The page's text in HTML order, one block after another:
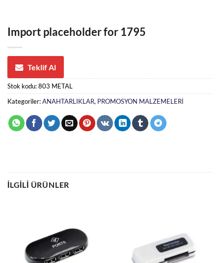
Import placeholder for 1795
Teklif Al
Stok kodu:803 METAL
Kategoriler:ANAHTARLIKLAR, PROMOSYON MALZEMELERİ
İLGILI ÜRÜNLER